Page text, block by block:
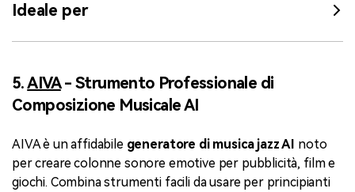
Ideale per
5.AIVA- Strumento Professionale di
Composizione Musicale AI
AIVA è un affidabile generatore di musica jazz AI noto
per creare colonne sonore emotive per pubblicità, film e
giochi. Combina strumenti facili da usare per principianti